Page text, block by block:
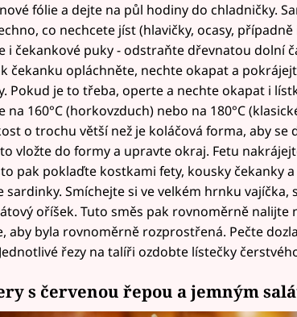
fólie a dejte na půl hodiny do chladničky.
co nechcete jíst (hlavičky, ocasy,
i čekankové puky - odstraňte dřevnatou dolní
čekanku opláchněte, nechte okapat a
Pokud je to třeba, operte a nechte okapat i
na 160°C (horkovzduch) nebo na 180°C
o trochu větší než je koláčová forma, aby se
vložte do formy a upravte okraj. Fetu
pak poklaďte kostkami fety, kousky čekanky
sardinky. Smíchejte si ve velkém hrnku
oříšek. Tuto směs pak rovnoměrně nalijte
aby byla rovnoměrně rozprostřená. Pečte
řezy na talíři ozdobte lístečky
s červenou řepou a jemným